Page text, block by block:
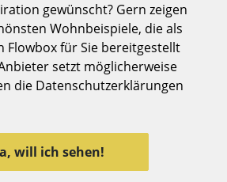
gewünscht? Gern zeigen
Wohnbeispiele, die als
Flowbox für Sie bereitgestellt
setzt möglicherweise
die Datenschutzerklärungen
will ich sehen!